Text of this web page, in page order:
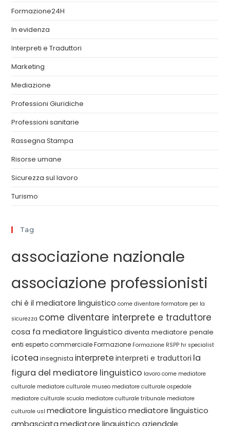
Formazione24H
In evidenza
Interpreti e Traduttori
Marketing
Mediazione
Professioni Giuridiche
Professioni sanitarie
Rassegna Stampa
Risorse umane
Sicurezza sul lavoro
Turismo
Tag
associazione nazionale
associazione professionisti
chi è il mediatore linguistico come diventare formatore per la
sicurezza come diventare interprete e traduttore
cosa fa mediatore linguistico diventa mediatore penale
enti esperto commerciale Formazione Formazione RSPP hr specialist
icotea insegnista interprete interpreti e traduttori la
figura del mediatore linguistico lavoro come mediatore
culturale mediatore culturale museo mediatore culturale ospedale
mediatore culturale scuola mediatore culturale tribunale mediatore
culturale usl mediatore linguistico mediatore linguistico